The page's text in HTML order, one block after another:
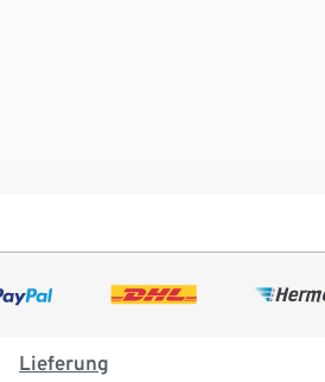
Lieferung